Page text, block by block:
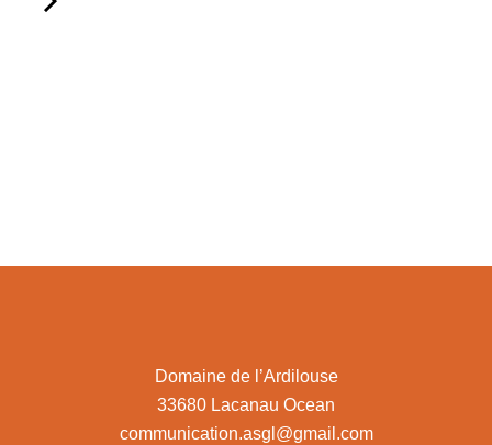
Domaine de l’Ardilouse
33680 Lacanau Ocean
communication.asgl@gmail.com